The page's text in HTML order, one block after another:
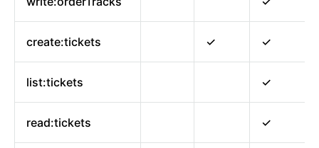
create:tickets ✓ ✓
list:tickets ✓
read:tickets ✓